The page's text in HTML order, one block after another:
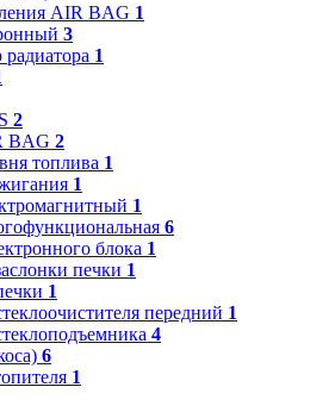
AIR BAG 1
3
1
2
BAG 2
топлива 1
1
1
6
блока 1
печки 1
1
передний 1
4
6
1